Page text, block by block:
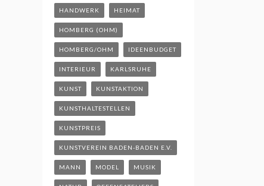
HANDWERK HEIMAT
HOMBERG (OHM)
HOMBERG/OHM IDEENBUDGET
INTERIEUR KARLSRUHE
KUNST KUNSTAKTION
KUNSTHALTESTELLEN
KUNSTPREIS
KUNSTVEREIN BADEN-BADEN E.V.
MANN MODEL MUSIK